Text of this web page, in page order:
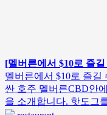
[멜버른에서 $10로 즐
멜버른에서 $10로 즐길
싼 호주 멜버른CBD안
을 소개합니다. 핫도그